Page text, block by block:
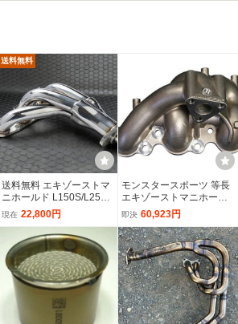
【送料込340,000円】
【ホンダシビックタイプ
R FL5/FK8】可変バルブ
付きフルチタンマフラー
超軽量 ※カスタムオーダ
ー可 美響
即決 280,000円
50mm 可変バルブマフラ
ー リモコンで簡単に音量
調整可 L350 L152S L150
S タント ミラジーノ ムー
ブ L902S L700S L235 L5
50 L650 ミラ ラテ
現在 30,690円
keiワークス HN22S ワン
オフ 可変 バルブ 付 マフ
ラー
現在 59,000円
【未使用】可変 バルブ エ
キゾースト マフラー 負圧
式 タイコ 63φEXHAUST
Muffler ステン 加工
現在 15,000円
NEW!!
送料無料
送料無料 エキゾーストマ
ニホールド L150S/L250
S/L650S/L550S/L350S エ
キマニ EFVE 触媒レス N
A 競技専用
現在 22,800円
モンスタースポーツ 等長
エキゾーストマニホール
ド(排気温センサ取付ボス
付) ジムニー JB23W (5～
10型) K6A ターボ 4WD 5
MT/4AT
即決 60,923円